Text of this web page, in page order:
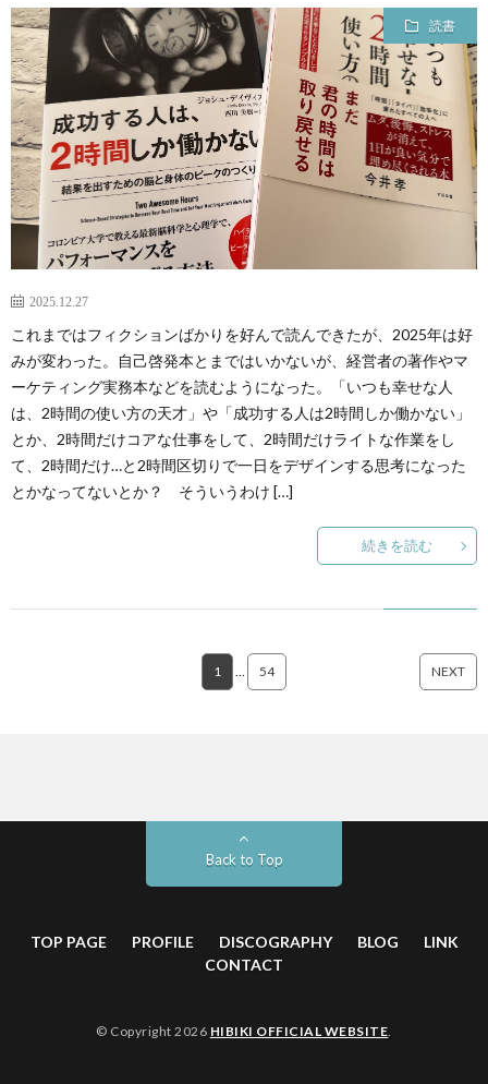
読書
2025.12.27
これまではフィクションばかりを好んで読んできたが、2025年は好
みが変わった。自己啓発本とまではいかないが、経営者の著作やマ
ーケティング実務本などを読むようになった。「いつも幸せな人
は、2時間の使い方の天才」や「成功する人は2時間しか働かない」
とか、2時間だけコアな仕事をして、2時間だけライトな作業をし
て、2時間だけ…と2時間区切りで一日をデザインする思考になった
とかなってないとか？ そういうわけ […]
続きを読む
1 … 54 NEXT
Back to Top
TOP PAGE PROFILE DISCOGRAPHY BLOG
LINK
CONTACT
© Copyright 2026 HIBIKI OFFICIAL WEBSITE.